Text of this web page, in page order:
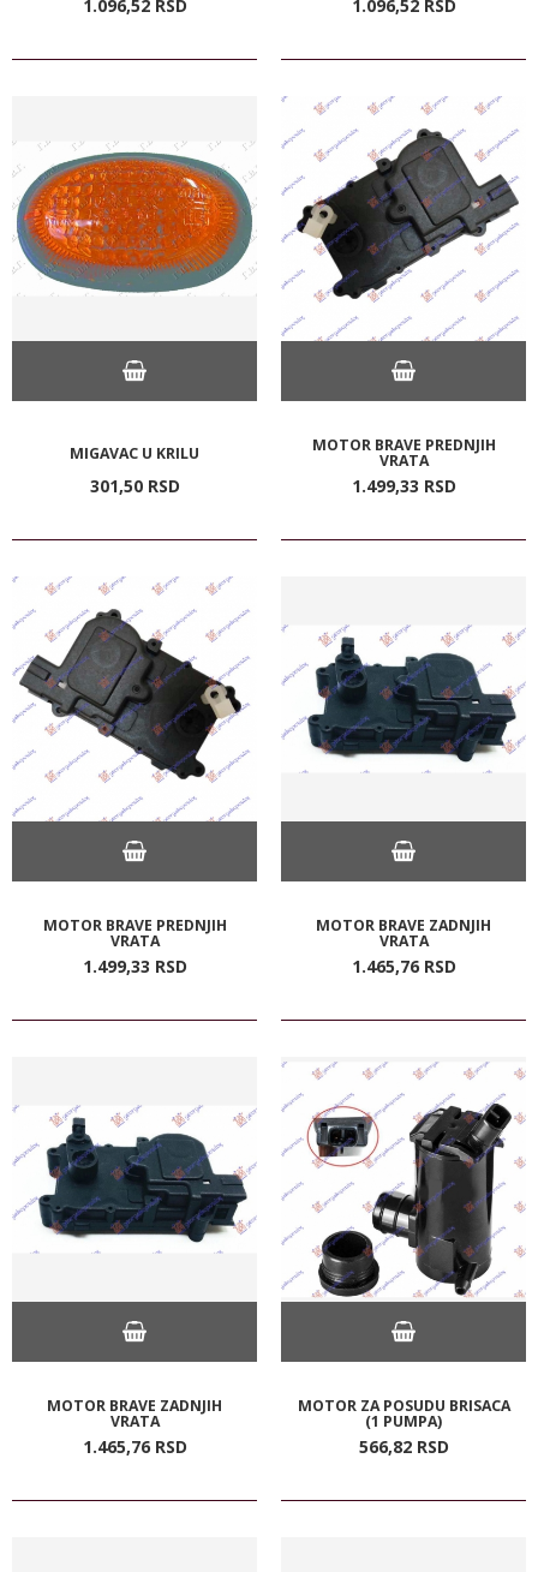
1.096,52 RSD 1.096,52 RSD
MIGAVAC U KRILU
301,50 RSD
MOTOR BRAVE PREDNJIH
VRATA
1.499,33 RSD
MOTOR BRAVE PREDNJIH
VRATA
1.499,33 RSD
MOTOR BRAVE ZADNJIH
VRATA
1.465,76 RSD
MOTOR BRAVE ZADNJIH
VRATA
1.465,76 RSD
MOTOR ZA POSUDU BRISACA
(1 PUMPA)
566,82 RSD